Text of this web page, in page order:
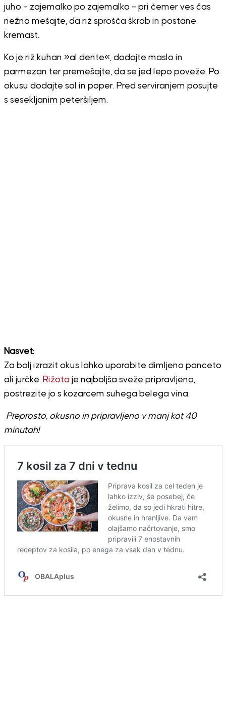
juho – zajemalko po zajemalko – pri čemer ves čas
nežno mešajte, da riž sprošča škrob in postane
kremast.
Ko je riž kuhan »al dente«, dodajte maslo in
parmezan ter premešajte, da se jed lepo poveže. Po
okusu dodajte sol in poper. Pred serviranjem posujte
s sesekljanim peteršiljem.
Nasvet:
Za bolj izrazit okus lahko uporabite dimljeno panceto
ali jurčke. Rižotaje najboljša sveže pripravljena,
postrezite jo s kozarcem suhega belega vina.
Preprosto, okusno in pripravljeno v manj kot 40
minutah!